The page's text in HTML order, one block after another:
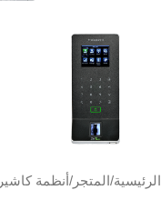
الرئيسية/المتجر /أنظمة كاشير